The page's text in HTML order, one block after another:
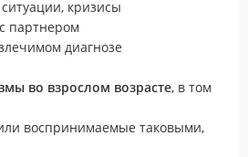
кризисы
партнером
диагнозе
во взрослом возрасте, в том
воспринимаемые таковыми,